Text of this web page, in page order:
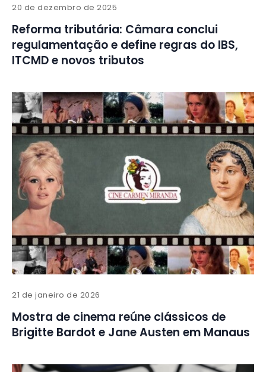
20 de dezembro de 2025
Reforma tributária: Câmara conclui
regulamentação e define regras do IBS,
ITCMD e novos tributos
21 de janeiro de 2026
Mostra de cinema reúne clássicos de
Brigitte Bardot e Jane Austen em Manaus